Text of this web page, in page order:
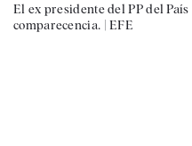
El ex presidente del PP del
comparecencia. |EFE